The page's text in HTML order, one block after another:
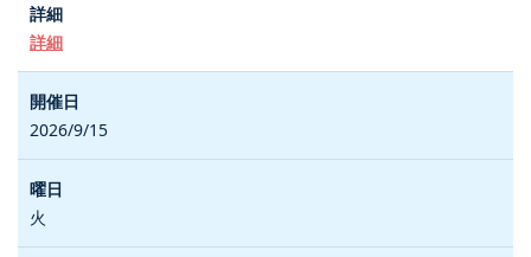
詳細
2026/9/15
火